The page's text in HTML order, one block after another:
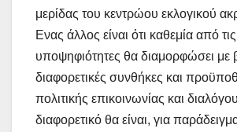
μερίδας του κεντρώου εκλογικού
Ενας άλλος είναι ότι καθεμία από τις
υποψηφιότητες θα διαμορφώσει με
διαφορετικές συνθήκες και
πολιτικής επικοινωνίας και
διαφορετικό θα είναι, για